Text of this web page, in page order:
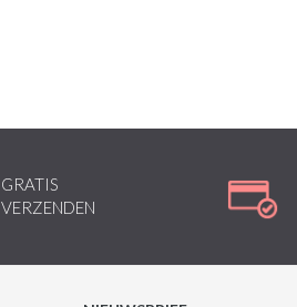
GRATIS
VERZENDEN